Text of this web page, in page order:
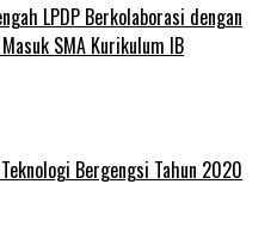
LPDP Berkolaborasi dengan
SMA Kurikulum IB
Bergengsi Tahun 2020